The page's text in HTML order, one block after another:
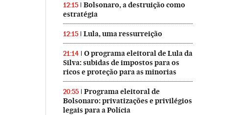
12:15
Bolsonaro, a destruição como
estratégia
12:15 Lula, uma ressurreição
21:14
O programa eleitoral de Lula da
Silva: subidas de impostos para os
ricos e proteção para as minorias
20:55
Programa eleitoral de
Bolsonaro: privatizações e privilégios
legais para a Polícia